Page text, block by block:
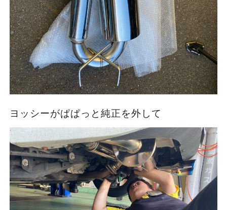
ヨッシーがぱぱっと純正を外して